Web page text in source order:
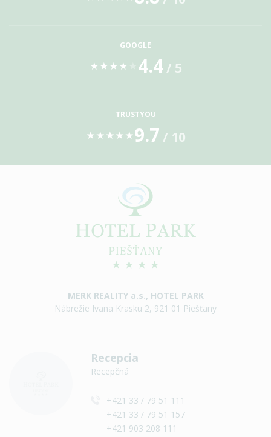
GOOGLE
★ ★ ★ ★ 4.4/ 5
TRUSTYOU
★ ★ ★ ★ ★ 9.7 / 10
MERK REALITY a.s., HOTEL PARK
Nábrežie Ivana Krasku 2, 921 01 Piešťany
Recepcia
Recepčná
+421 33 / 79 51 111
+421 33 / 79 51 157
+421 903 208 111